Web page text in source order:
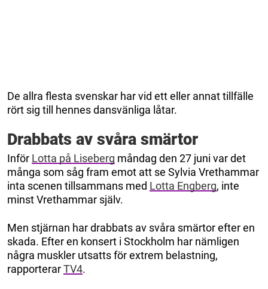
De allra flesta svenskar har vid ett eller annat tillfälle
rört sig till hennes dansvänliga låtar.
Drabbats av svåra smärtor
Inför Lotta på Liseberg måndag den 27 juni var det
många som såg fram emot att se Sylvia Vrethammar
inta scenen tillsammans med Lotta Engberg, inte
minst Vrethammar själv.
Men stjärnan har drabbats av svåra smärtor efter en
skada. Efter en konsert i Stockholm har nämligen
några muskler utsatts för extrem belastning,
rapporterarTV4.